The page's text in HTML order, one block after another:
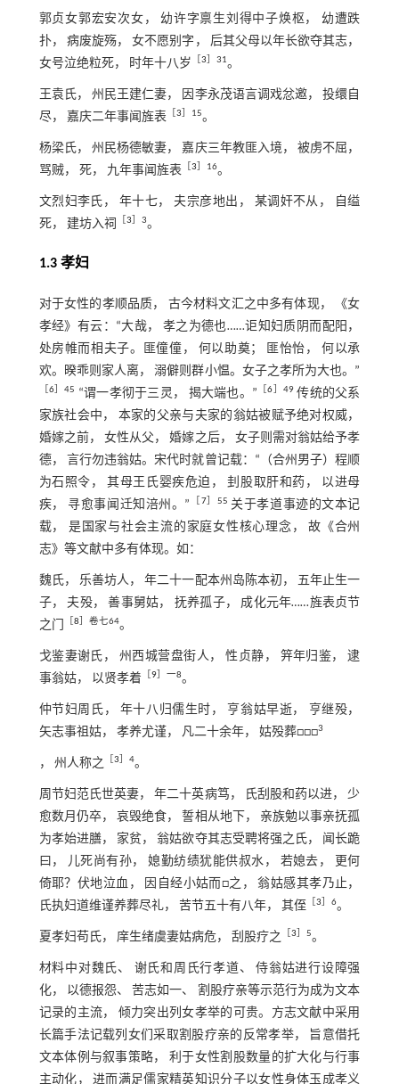
郭贞女郭宏安次女， 幼许字禀生刘得中子焕枢， 幼遭跌
扑， 病废旋殇， 女不愿别字， 后其父母以年长欲夺其志，
女号泣绝粒死， 时年十八岁
3 ］31。
王袁氏， 州民王建仁妻， 因李永茂语言调戏忿邀， 投缳自
尽， 嘉庆二年事闻旌表
3 ］15。
杨梁氏， 州民杨德敏妻， 嘉庆三年教匪入境， 被虏不屈，
骂贼， 死， 九年事闻旌表
3 ］16。
文烈妇李氏， 年十七， 夫宗彦地出， 某调奸不从， 自缢
死， 建坊入祠
3 ］3。
1.3 孝妇
对于女性的孝顺品质， 古今材料文汇之中多有体现， 《女
孝经》有云：“大哉， 孝之为德也……讵知妇质阴而配阳，
处房帷而相夫子。匪僮僮， 何以助奠； 匪怡怡， 何以承
欢。暌乖则家人离， 溺僻则群小愠。女子之孝所为大也。”
6］45 “谓一孝彻于三灵， 揭大端也。” ［6 ］49 传统的父系
家族社会中， 本家的父亲与夫家的翁姑被赋予绝对权威，
婚嫁之前， 女性从父， 婚嫁之后， 女子则需对翁姑给予孝
德， 言行勿违翁姑。宋代时就曾记载：“（合州男子）程顺
为石照令， 其母王氏婴疾危迫， 刲股取肝和药， 以进母
疾， 寻愈事闻迁知涪州。”
7］55 关于孝道事迹的文本记
载， 是国家与社会主流的家庭女性核心理念， 故《合州
志》等文献中多有体现。如：
魏氏， 乐善坊人， 年二十一配本州岛陈本初， 五年止生一
子， 夫殁， 善事舅姑， 抚养孤子， 成化元年……旌表贞节
之门
8 ］卷七64。
戈鉴妻谢氏， 州西城营盘街人， 性贞静， 笄年归鉴， 逮
事翁姑， 以贤孝着
9］一8。
仲节妇周氏， 年十八归儒生时， 亨翁姑早逝， 亨继殁，
矢志事祖姑， 孝养尤谨， 凡二十余年， 姑殁葬□□□3
， 州人称之 3 ］4。
周节妇范氏世英妻， 年二十英病笃， 氏刮股和药以进， 少
愈数月仍卒， 哀毁绝食， 誓相从地下， 亲族勉以事亲抚孤
为孝始进膳， 家贫， 翁姑欲夺其志受聘将强之氏， 闻长跪
曰， 儿死尚有孙， 媳勤纺绩犹能供叔水， 若媳去， 更何
倚耶？伏地泣血， 因自经小姑而□之， 翁姑感其孝乃止，
氏执妇道维谨养葬尽礼， 苦节五十有八年， 其侄［ 3 ］6。
夏孝妇苟氏， 庠生绪虞妻姑病危， 刮股疗之 3 ］5。
材料中对魏氏、 谢氏和周氏行孝道、 侍翁姑进行设障强
化， 以德报怨、 苦志如一、 割股疗亲等示范行为成为文本
记录的主流， 倾力突出列女孝举的可贵。方志文献中采用
长篇手法记载列女们采取割股疗亲的反常孝举， 旨意借托
文本体例与叙事策略， 利于女性割股数量的扩大化与行事
主动化， 进而满足儒家精英知识分子以女性身体玉成孝义